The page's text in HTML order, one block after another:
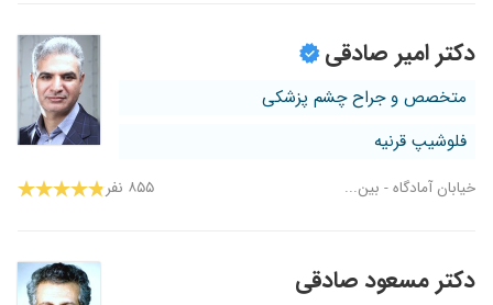
دکتر امیر صادقی
متخصص و جراح چشم پزشکی
فلوشیپ قرنیه
خیابان آمادگاه - بین... ۸۵۵ نفر
دکتر مسعود صادقی